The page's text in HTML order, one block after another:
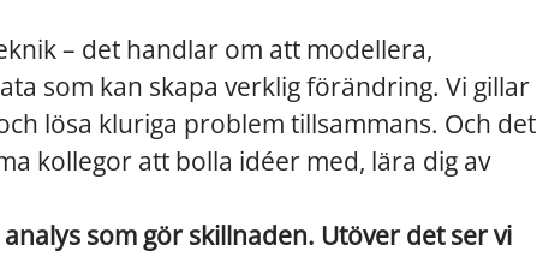
– det handlar om att modellera,
som kan skapa verklig förändring. Vi gillar
lösa kluriga problem tillsammans. Och det
kollegor att bolla idéer med, lära dig av
som gör skillnaden. Utöver det ser vi